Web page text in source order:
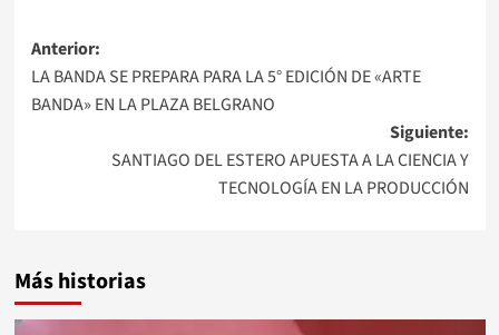
Navegación
de
entradas
Anterior:
LA BANDA SE PREPARA PARA LA 5° EDICIÓN DE «ARTE
BANDA» EN LA PLAZA BELGRANO
Siguiente:
SANTIAGO DEL ESTERO APUESTA A LA CIENCIA Y
TECNOLOGÍA EN LA PRODUCCIÓN
Más historias